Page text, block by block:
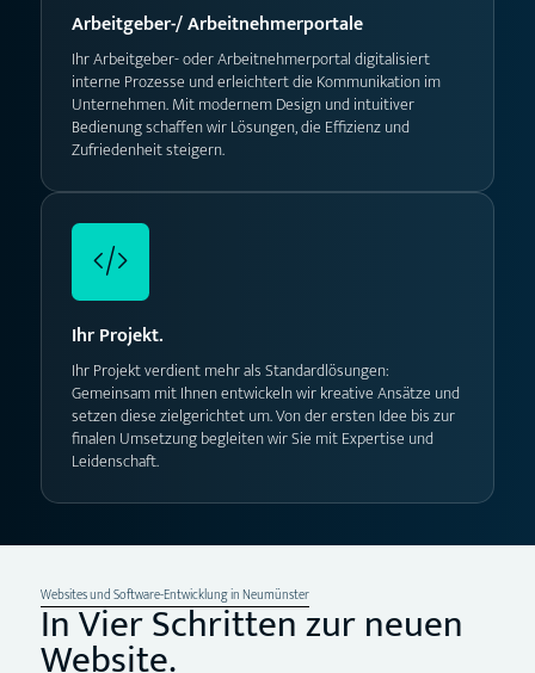
Arbeitgeber-/ Arbeitnehmerportale
Ihr Arbeitgeber- oder Arbeitnehmerportal digitalisiert
interne Prozesse und erleichtert die Kommunikation im
Unternehmen. Mit modernem Design und intuitiver
Bedienung schaffen wir Lösungen, die Effizienz und
Zufriedenheit steigern.
Ihr Projekt.
Ihr Projekt verdient mehr als Standardlösungen:
Gemeinsam mit Ihnen entwickeln wir kreative Ansätze und
setzen diese zielgerichtet um. Von der ersten Idee bis zur
finalen Umsetzung begleiten wir Sie mit Expertise und
Leidenschaft.
Websites und Software-Entwicklung in Neumünster
In Vier Schritten zur neuen
Website.